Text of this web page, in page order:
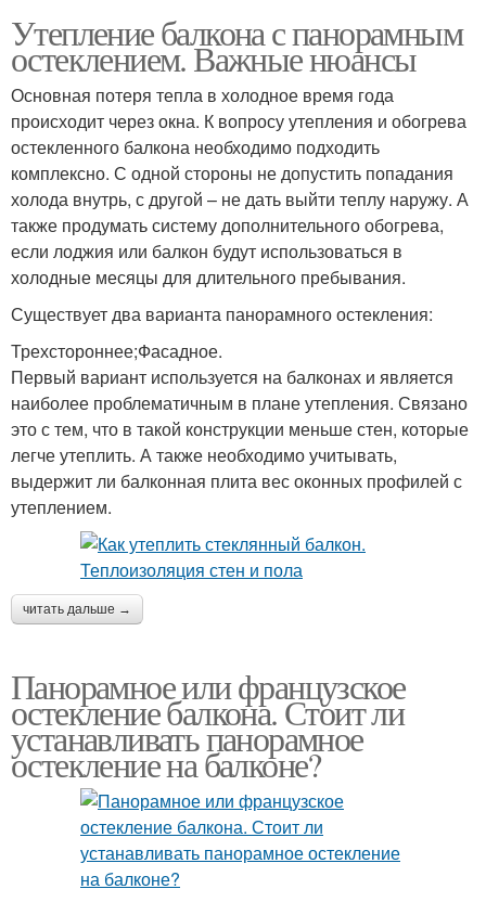
Утепление балкона с панорамным
остеклением. Важные нюансы
Основная потеря тепла в холодное время года
происходит через окна. К вопросу утепления и обогрева
остекленного балкона необходимо подходить
комплексно. С одной стороны не допустить попадания
холода внутрь, с другой – не дать выйти теплу наружу. А
также продумать систему дополнительного обогрева,
если лоджия или балкон будут использоваться в
холодные месяцы для длительного пребывания.
Существует два варианта панорамного остекления:
Трехстороннее;Фасадное.
Первый вариант используется на балконах и является
наиболее проблематичным в плане утепления. Связано
это с тем, что в такой конструкции меньше стен, которые
легче утеплить. А также необходимо учитывать,
выдержит ли балконная плита вес оконных профилей с
утеплением.
читать дальше →
Панорамное или французское
остекление балкона. Стоит ли
устанавливать панорамное
остекление на балконе?